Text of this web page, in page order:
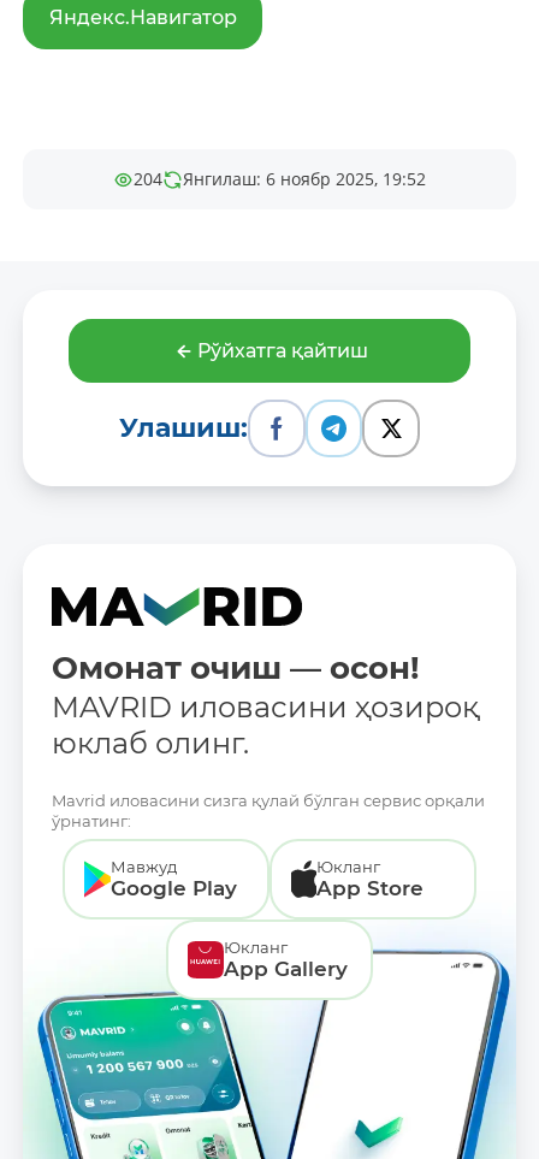
Яндекс.Навигатор
204 Янгилаш: 6 ноябр 2025, 19:52
Рўйхатга қайтиш
Улашиш:
Омонат очиш — осон!
MAVRID иловасини ҳозироқ
юклаб олинг.
Mavrid иловасини сизга қулай бўлган сервис орқали
ўрнатинг:
Мавжуд
Google Play
Юкланг
App Store
Юкланг
App Gallery